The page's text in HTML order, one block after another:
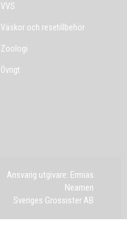
VVS
Väskor och resetillbehör
Zoologi
Övrigt
Ansvarig utgivare: Ermias
Neamen
Sveriges Grossister AB